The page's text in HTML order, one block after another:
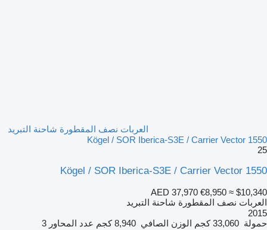
العربات نصف المقطورة شاحنة التبريد
Kögel / SOR Iberica-S3E / Carrier Vector 1550
25
Kögel / SOR Iberica-S3E / Carrier Vector 1550
AED 37,970 €8,950 ≈ $10,340
العربات نصف المقطورة شاحنة التبريد
2015
حمولة 33,060 كجم الوزن الصافي 8,940 كجم عدد المحاور 3